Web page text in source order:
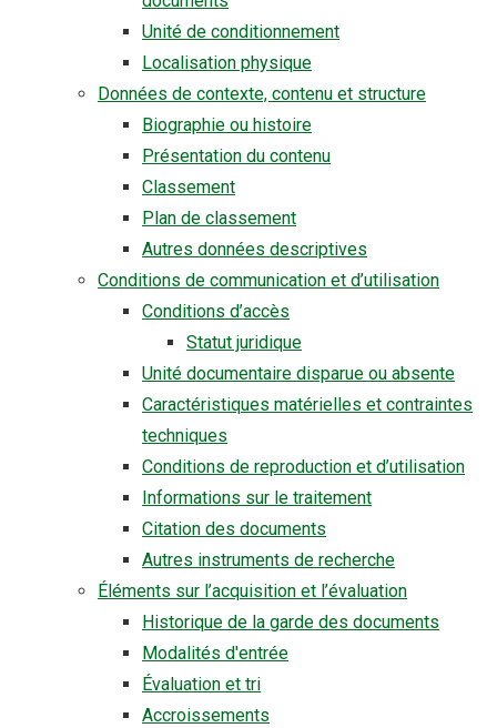
Unité de conditionnement
Localisation physique
Données de contexte, contenu et structure
Biographie ou histoire
Présentation du contenu
Classement
Plan de classement
Autres données descriptives
Conditions de communication et d’utilisation
Conditions d’accès
Statut juridique
Unité documentaire disparue ou absente
Caractéristiques matérielles et contraintes
techniques
Conditions de reproduction et d’utilisation
Informations sur le traitement
Citation des documents
Autres instruments de recherche
Éléments sur l’acquisition et l’évaluation
Historique de la garde des documents
Modalités d'entrée
Évaluation et tri
Accroissements